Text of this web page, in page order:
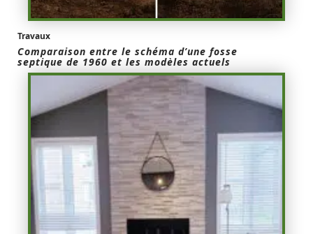
Travaux
Comparaison entre le schéma d’une fosse
septique de 1960 et les modèles actuels